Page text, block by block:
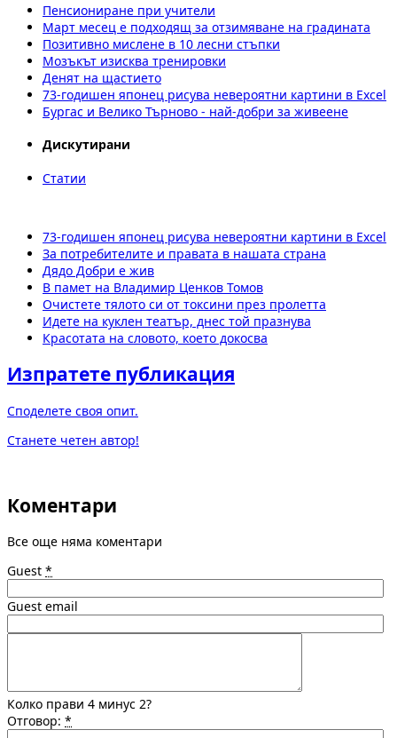
Пенсиониране при учители
Март месец е подходящ за отзимяване на градината
Позитивно мислене в 10 лесни стъпки
Мозъкът изисква тренировки
Денят на щастието
73-годишен японец рисува невероятни картини в Excel
Бургас и Велико Търново - най-добри за живеене
Дискутирани
Статии
73-годишен японец рисува невероятни картини в Excel
За потребителите и правата в нашата страна
Дядо Добри е жив
В памет на Владимир Ценков Томов
Очистете тялото си от токсини през пролетта
Идете на куклен театър, днес той празнува
Красотата на словото, което докосва
Изпратете публикация
Споделете своя опит.
Станете четен автор!
Коментари
Все още няма коментари
Guest *
Guest email
Колко прави 4 минус 2?
Отговор: *